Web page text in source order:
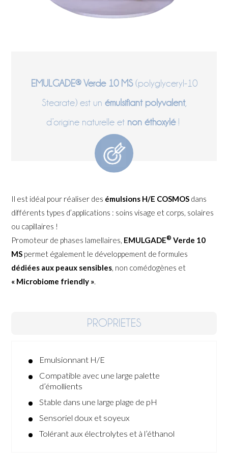
EMULGADE® Verde 10 MS(polyglyceryl-10
Stearate) est un émulsifiant polyvalent,
d’origine naturelle et non éthoxylé!
Il est idéal pour réaliser des émulsions H/E COSMOS dans
différents types d’applications : soins visage et corps, solaires
ou capillaires !
Promoteur de phases lamellaires, EMULGADE® Verde 10
MS permet également le développement de formules
dédiées aux peaux sensibles, non comédogènes et
« Microbiome friendly ».
PROPRIETES
Emulsionnant H/E
Compatible avec une large palette
d’émollients
Stable dans une large plage de pH
Sensoriel doux et soyeux
Tolérant aux électrolytes et à l’éthanol